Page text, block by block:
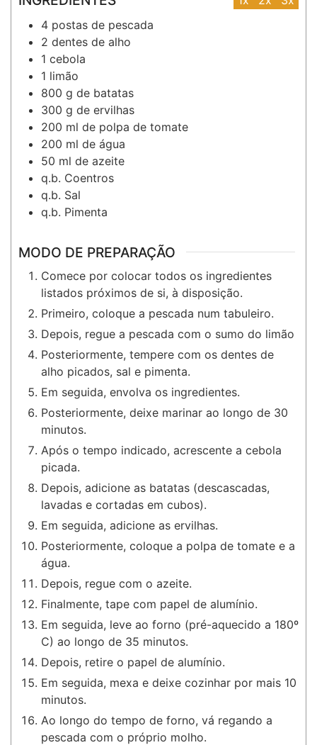
4 postas de pescada
2 dentes de alho
1 cebola
1 limão
800 g de batatas
300 g de ervilhas
200 ml de polpa de tomate
200 ml de água
50 ml de azeite
q.b. Coentros
q.b. Sal
q.b. Pimenta
MODO DE PREPARAÇÃO
Comece por colocar todos os ingredientes
listados próximos de si, à disposição.
Primeiro, coloque a pescada num tabuleiro.
Depois, regue a pescada com o sumo do limão
Posteriormente, tempere com os dentes de
alho picados, sal e pimenta.
Em seguida, envolva os ingredientes.
Posteriormente, deixe marinar ao longo de 30
minutos.
Após o tempo indicado, acrescente a cebola
picada.
Depois, adicione as batatas (descascadas,
lavadas e cortadas em cubos).
Em seguida, adicione as ervilhas.
Posteriormente, coloque a polpa de tomate e a
água.
Depois, regue com o azeite.
Finalmente, tape com papel de alumínio.
Em seguida, leve ao forno (pré-aquecido a 180º
C) ao longo de 35 minutos.
Depois, retire o papel de alumínio.
Em seguida, mexa e deixe cozinhar por mais 10
minutos.
Ao longo do tempo de forno, vá regando a
pescada com o próprio molho.